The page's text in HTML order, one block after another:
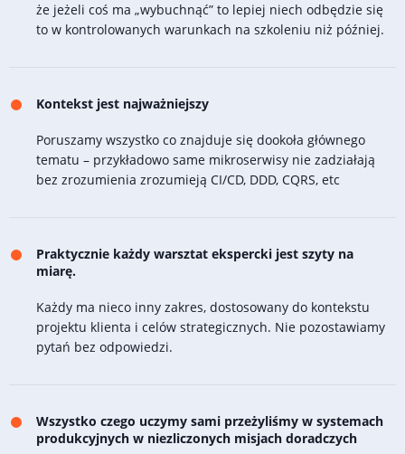
że jeżeli coś ma „wybuchnąć” to lepiej niech odbędzie się
to w kontrolowanych warunkach na szkoleniu niż później.
Kontekst jest najważniejszy
Poruszamy wszystko co znajduje się dookoła głównego
tematu – przykładowo same mikroserwisy nie zadziałają
bez zrozumienia zrozumieją CI/CD, DDD, CQRS, etc
Praktycznie każdy warsztat ekspercki jest szyty na
miarę.
Każdy ma nieco inny zakres, dostosowany do kontekstu
projektu klienta i celów strategicznych. Nie pozostawiamy
pytań bez odpowiedzi.
Wszystko czego uczymy sami przeżyliśmy w systemach
produkcyjnych w niezliczonych misjach doradczych